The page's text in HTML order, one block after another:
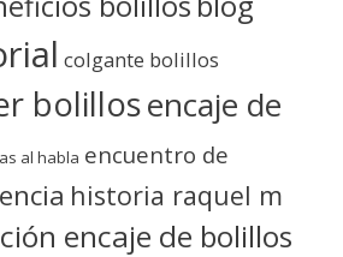
colgante bolillos
bolillosencaje de
al habla encuentro de
historia raquel m
encaje de bolillos